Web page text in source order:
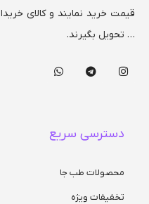
قیمت خرید نمایند و کالای
… تحویل بگیرند.
دسترسی سریع
محصولات طب جا
تخفیفات ویژه